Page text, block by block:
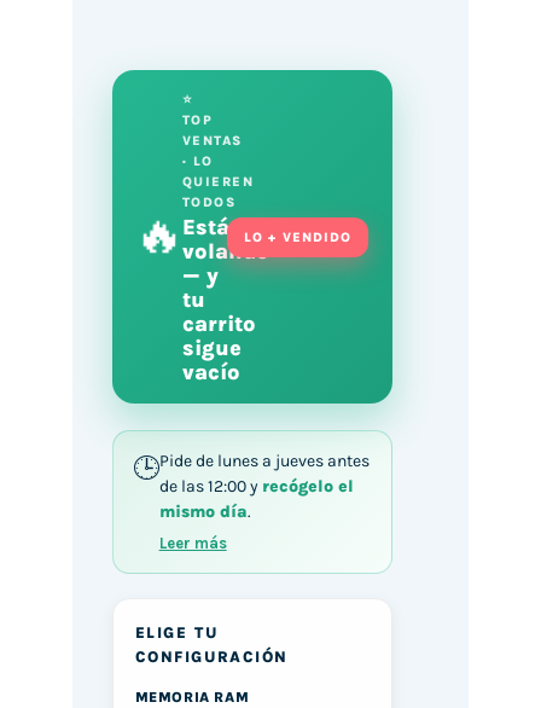
🔥
⭐
TOP
VENTAS
· LO
QUIEREN
TODOS
Está
volando
— y
tu
carrito
sigue
vacío
LO + VENDIDO
Pide de lunes a jueves antes
de las 12:00 y recógelo el
mismo día.
Leer más
ELIGE TU
CONFIGURACIÓN
MEMORIA RAM